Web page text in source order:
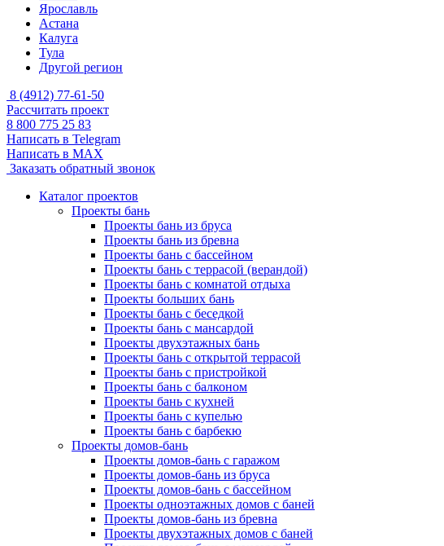
Ярославль
Астана
Калуга
Тула
Другой регион
8 (4912) 77-61-50
Рассчитать проект
8 800 775 25 83
Написать в Telegram
Написать в MAX
Заказать обратный звонок
Каталог проектов
Проекты бань
Проекты бань из бруса
Проекты бань из бревна
Проекты бань с бассейном
Проекты бань с террасой (верандой)
Проекты бань с комнатой отдыха
Проекты больших бань
Проекты бань с беседкой
Проекты бань с мансардой
Проекты двухэтажных бань
Проекты бань с открытой террасой
Проекты бань с пристройкой
Проекты бань с балконом
Проекты бань с кухней
Проекты бань с купелью
Проекты бань с барбекю
Проекты домов-бань
Проекты домов-бань с гаражом
Проекты домов-бань из бруса
Проекты домов-бань с бассейном
Проекты одноэтажных домов с баней
Проекты домов-бань из бревна
Проекты двухэтажных домов с баней